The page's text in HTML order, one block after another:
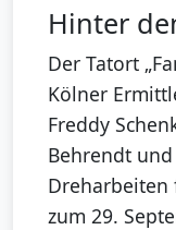
Hinter
Der Tatort
Kölner
Freddy
Behrendt
Dreharbeiten
zum 29.